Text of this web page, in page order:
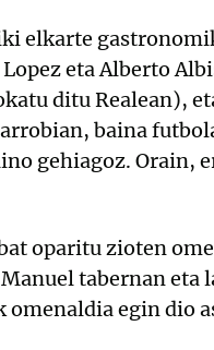
elkarte
eta Alberto
ditu Realean),
baina
gehiagoz. Orain,
oparitu zioten
tabernan eta
egin dio